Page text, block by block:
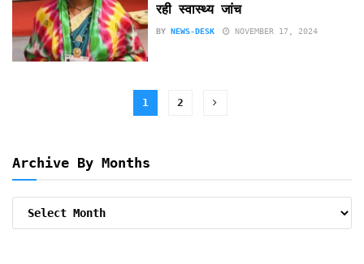
रही स्वास्थ्य जांच
BY NEWS-DESK NOVEMBER 17, 2024
1 2
Archive By Months
Archive